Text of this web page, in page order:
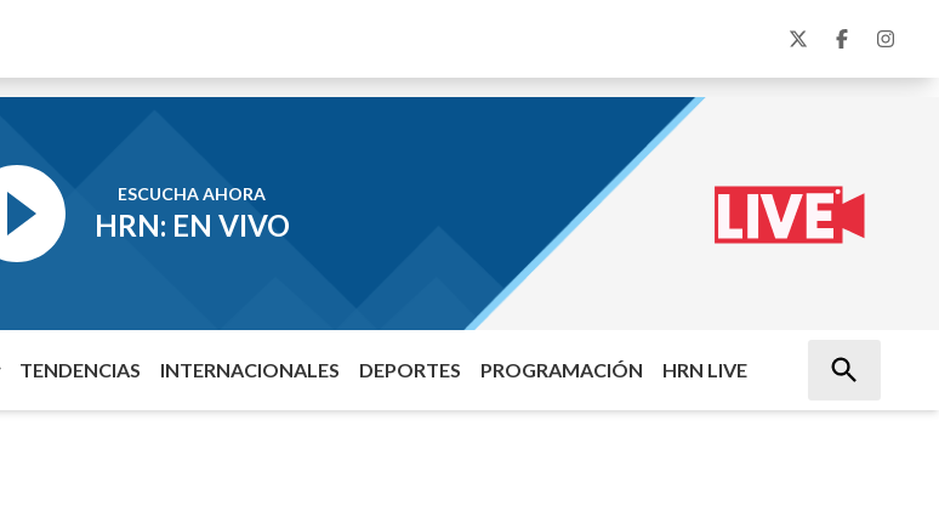
ESCUCHA AHORA
HRN: EN VIVO
TENDENCIAS INTERNACIONALES DEPORTES PROGRAMACIÓN HRN LIVE